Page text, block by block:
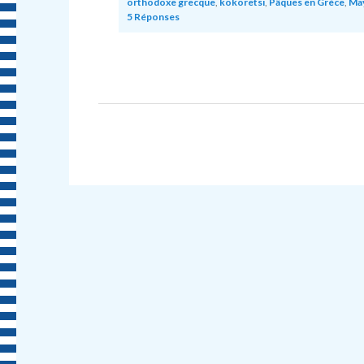
5Réponses